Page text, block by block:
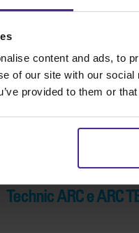
content and ads, to
of our site with our
provided to them or
Striscia battilama (2540
Technic ARC e ARC